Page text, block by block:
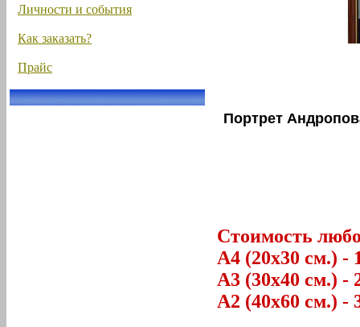
Личности и события
Как заказать?
Прайс
Портрет
Стоимость
А4 (20х30 см.) -
А3 (30х40 см.) -
А2 (40х60 см.) -